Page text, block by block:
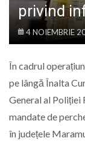
privind
4 NOIEMBRIE
În cadrul
pe lângă Înalta
General al Poliției
mandate de
în județele